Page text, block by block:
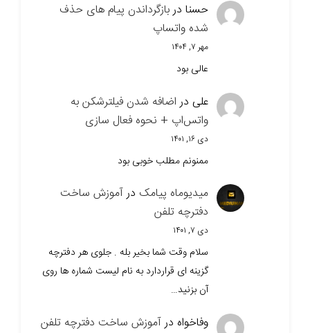
حسنا دربازگرداندن پیام های حذف
شده واتساپ
مهر ۷, ۱۴۰۴
عالی بود
علی دراضافه شدن فیلترشکن به
واتس‌اپ + نحوه فعال سازی
دی ۱۶, ۱۴۰۱
ممنونم مطلب خوبی بود
میدیوماه پیامک درآموزش ساخت
دفترچه تلفن
دی ۷, ۱۴۰۱
سلام وقت شما بخیر بله . جلوی هر دفترچه
گزینه ای قراردارد به نام لیست شماره ها روی
آن بزنید…
وفاخواه درآموزش ساخت دفترچه تلفن